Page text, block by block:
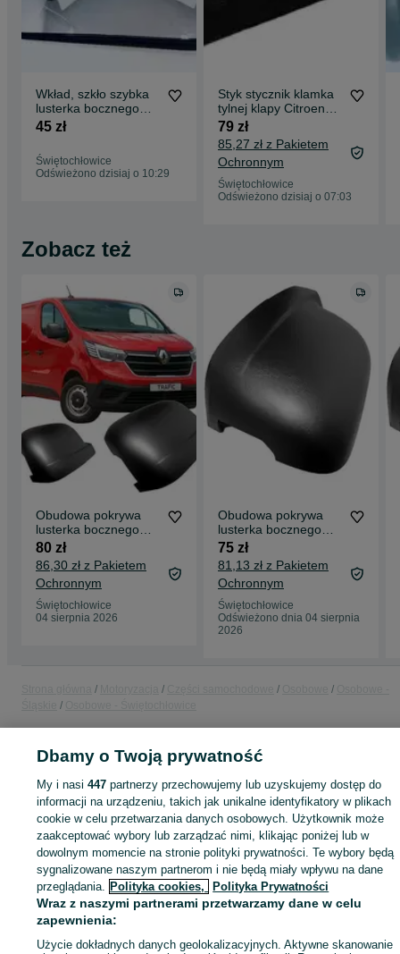
Wkład, szkło szybka
lusterka bocznego
Opel Movano Renault
45 zł
Świętochłowice
Odświeżono dzisiaj o 10:29
Styk stycznik klamka
tylnej klapy Citroen
C4 C5 Peugeot 3008
5008 nowy
79 zł
85,27 zł z Pakietem
Ochronnym
Świętochłowice
Odświeżono dzisiaj o 07:03
Zobacz też
Obudowa pokrywa
lusterka bocznego
tylna prawa Renault
Trafic lift
80 zł
86,30 zł z Pakietem
Ochronnym
Świętochłowice
04 sierpnia 2026
Obudowa pokrywa
lusterka bocznego
tylna lewa Renault
Trafic 2021 Lift
75 zł
81,13 zł z Pakietem
Ochronnym
Świętochłowice
Odświeżono dnia 04 sierpnia
2026
KATEGORIA
ID:1069395061 Wyświetlenia:
Kup
Dbamy o Twoją prywatność
My i nasi447 partnerzy przechowujemy lub uzyskujemy dostęp do
informacji na urządzeniu, takich jak unikalne identyfikatory w plikach
cookie w celu przetwarzania danych osobowych. Użytkownik może
zaakceptować wybory lub zarządzać nimi, klikając poniżej lub w
dowolnym momencie na stronie polityki prywatności. Te wybory będą
sygnalizowane naszym partnerom i nie będą miały wpływu na dane
przeglądania. Polityka cookies, Polityka Prywatności
Wraz z naszymi partnerami przetwarzamy dane w celu
zapewnienia:
Użycie dokładnych danych geolokalizacyjnych. Aktywne skanowanie